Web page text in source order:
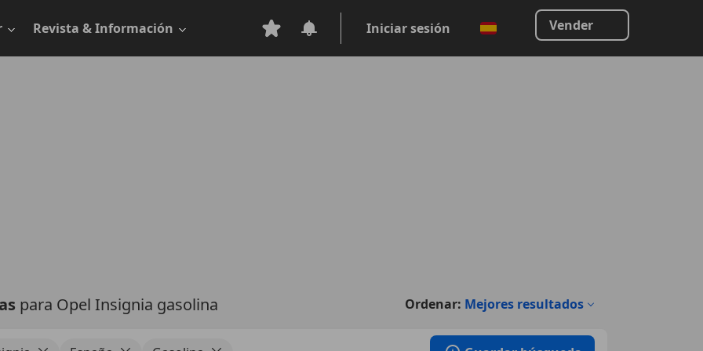
Revista & Información Iniciar sesión Vender
para Opel Insignia gasolina Ordenar: Mejores resultados